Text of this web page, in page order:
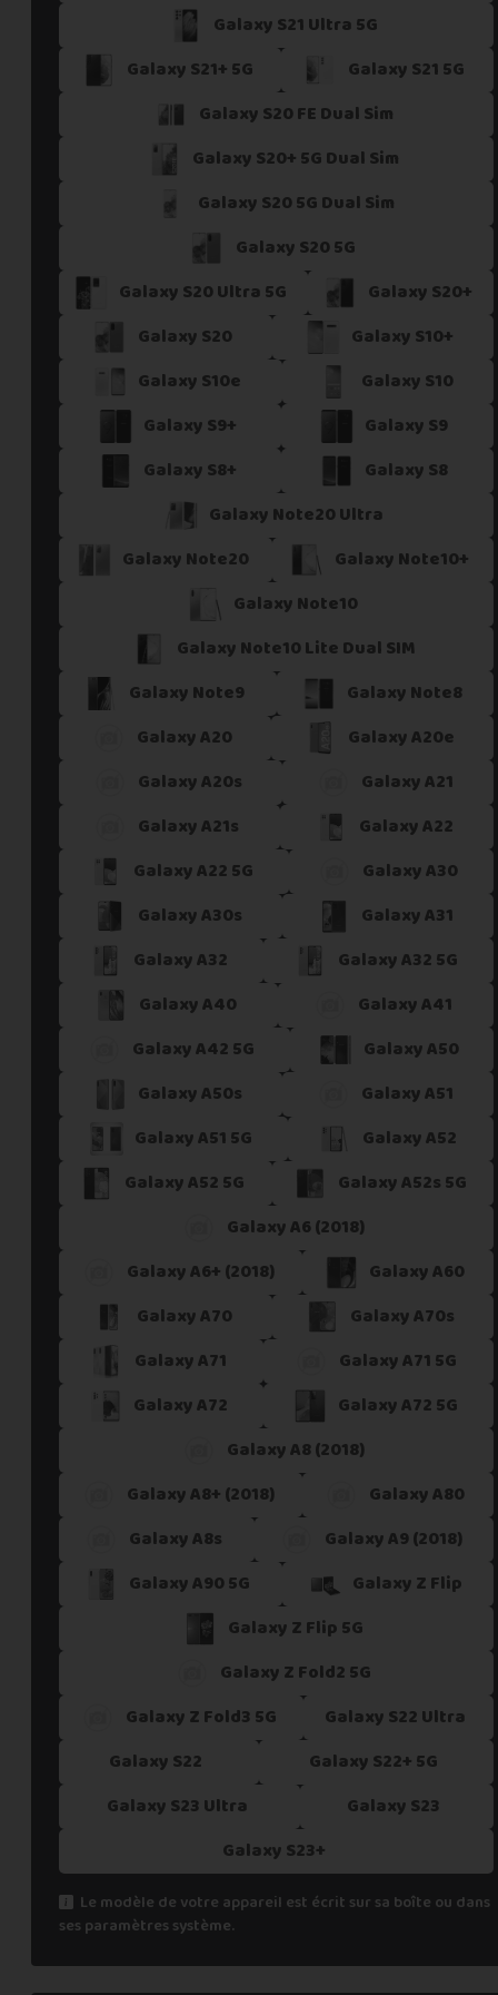
Si vous ne trouvez pas une offre correspondant aux
Vous pouvez éventuellement nous contacter.
Galaxy S21 Ultra 5G
Galaxy S21+ 5G
Galaxy S21 5G
Galaxy S20 FE Dual Sim
Galaxy S20+ 5G Dual Sim
Galaxy S20 5G Dual Sim
Galaxy S20 5G
Galaxy S20 Ultra 5G
Galaxy S20+
Galaxy S20
Galaxy S10+
Galaxy S10e
Galaxy S10
Galaxy S9+
Galaxy S9
Galaxy S8+
Galaxy S8
Galaxy Note20 Ultra
Galaxy Note20
Galaxy Note10+
Galaxy Note10
Galaxy Note10 Lite Dual SIM
Galaxy Note9
Galaxy Note8
Galaxy A20
Galaxy A20e
Galaxy A20s
Galaxy A21
Galaxy A21s
Galaxy A22
Galaxy A22 5G
Galaxy A30
Galaxy A30s
Galaxy A31
Galaxy A32
Galaxy A32 5G
Galaxy A40
Galaxy A41
Galaxy A42 5G
Galaxy A50
Galaxy A50s
Galaxy A51
Galaxy A51 5G
Galaxy A52
Galaxy A52 5G
Galaxy A52s 5G
Galaxy A6 (2018)
Galaxy A6+ (2018)
Galaxy A60
Galaxy A70
Galaxy A70s
Galaxy A71
Galaxy A71 5G
Galaxy A72
Galaxy A72 5G
Galaxy A8 (2018)
Galaxy A8+ (2018)
Galaxy A80
Galaxy A8s
Galaxy A9 (2018)
Galaxy A90 5G
Galaxy Z Flip
Galaxy Z Flip 5G
Galaxy Z Fold2 5G
Galaxy Z Fold3 5G
Galaxy S22 Ultra
Galaxy S22
Galaxy S22+ 5G
Galaxy S23 Ultra
Galaxy S23
Galaxy S23+
Le modèle de votre appareil est écrit sur sa boîte ou dans
ses paramètres système.